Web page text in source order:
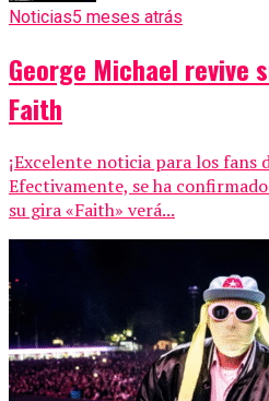
Noticias5 meses atrás
George Michael revive
Faith
¡Excelente noticia para los fans
Efectivamente, se ha
su gira «Faith» verá...